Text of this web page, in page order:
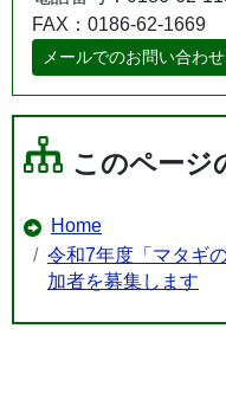
FAX：0186-62-1669
メールでのお問い合わせ
このページ
Home
令和7年度「マタギ
加者を募集します